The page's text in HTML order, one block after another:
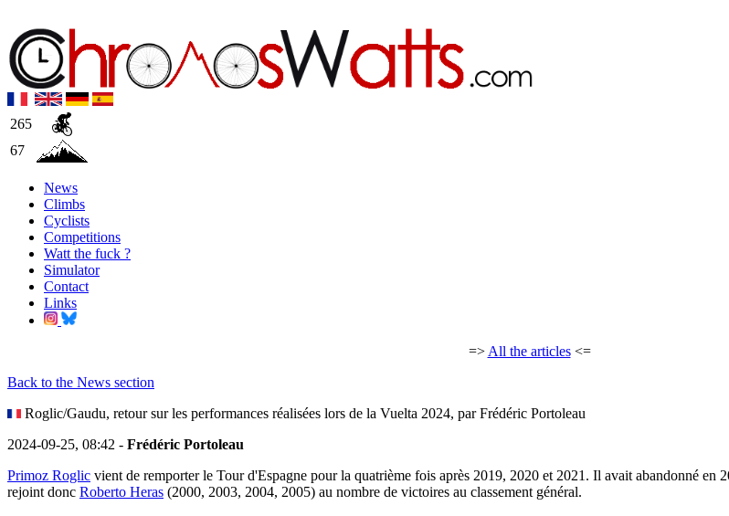
265
67
News
Climbs
Cyclists
Competitions
Watt the fuck ?
Simulator
Contact
Links
=> All the articles<=
Back to the News section
Roglic/Gaudu, retour sur les performances réalisées lors de la Vuelta 2024, par Frédéric Portoleau
2024-09-25, 08:42 - Frédéric Portoleau
Primoz Roglic vient de remporter le Tour d'Espagne pour la quatrième fois après 2019, 2020 et 2021. Il avait abandonné en
rejoint donc Roberto Heras (2000, 2003, 2004, 2005) au nombre de victoires au classement général.